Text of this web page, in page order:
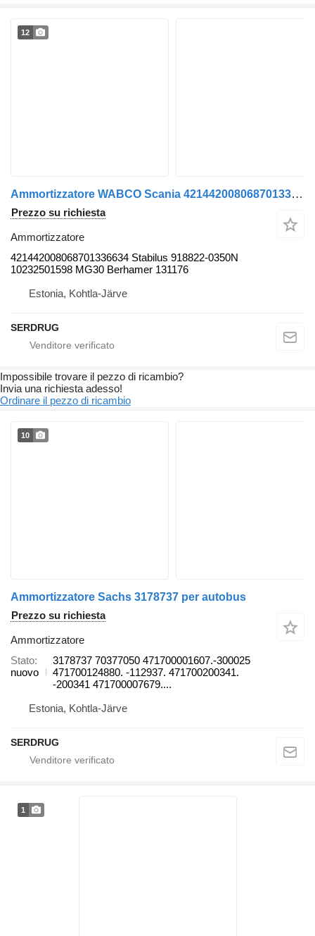
12
Ammortizzatore WABCO Scania 421442008068701336634 per autobus
Prezzo su richiesta
Ammortizzatore
421442008068701336634 Stabilus 918822-0350N
10232501598 MG30 Berhamer 131176
Estonia, Kohtla-Järve
SERDRUG
Impossibile trovare il pezzo di ricambio?
Invia una richiesta adesso!
Ordinare il pezzo di ricambio
10
Ammortizzatore Sachs 3178737 per autobus
Prezzo su richiesta
Ammortizzatore
Stato
nuovo
3178737 70377050 471700001607.-300025
471700124880. -112937. 471700200341.
-200341 471700007679....
Estonia, Kohtla-Järve
SERDRUG
1